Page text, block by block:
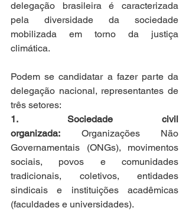
delegação brasileira é caracterizada
pela diversidade da sociedade
mobilizada em torno da justiça
climática.
Podem se candidatar a fazer parte da
delegação nacional, representantes de
três setores:
1. Sociedade civil
organizada: Organizações Não
Governamentais (ONGs), movimentos
sociais, povos e comunidades
tradicionais, coletivos, entidades
sindicais e instituições acadêmicas
(faculdades e universidades).